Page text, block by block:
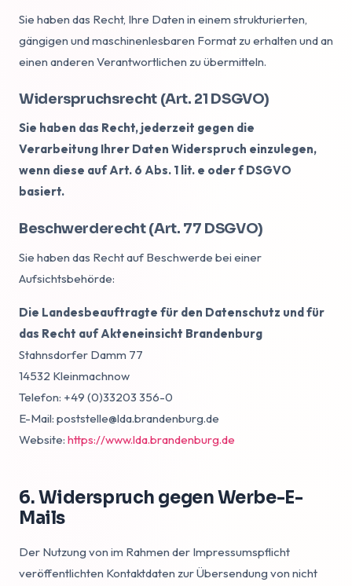
Sie haben das Recht, Ihre Daten in einem strukturierten,
gängigen und maschinenlesbaren Format zu erhalten und an
einen anderen Verantwortlichen zu übermitteln.
Widerspruchsrecht (Art. 21 DSGVO)
Sie haben das Recht, jederzeit gegen die
Verarbeitung Ihrer Daten Widerspruch einzulegen,
wenn diese auf Art. 6 Abs. 1 lit. e oder f DSGVO
basiert.
Beschwerderecht (Art. 77 DSGVO)
Sie haben das Recht auf Beschwerde bei einer
Aufsichtsbehörde:
Die Landesbeauftragte für den Datenschutz und für
das Recht auf Akteneinsicht Brandenburg
Stahnsdorfer Damm 77
14532 Kleinmachnow
Telefon: +49 (0)33203 356-0
E-Mail: poststelle@lda.brandenburg.de
Website: https://www.lda.brandenburg.de
6. Widerspruch gegen Werbe-E-
Mails
Der Nutzung von im Rahmen der Impressumspflicht
veröffentlichten Kontaktdaten zur Übersendung von nicht